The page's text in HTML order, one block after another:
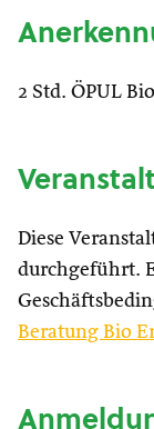
2 Std. ÖPUL Bio
Diese
durchgeführt.
Beratung Bio